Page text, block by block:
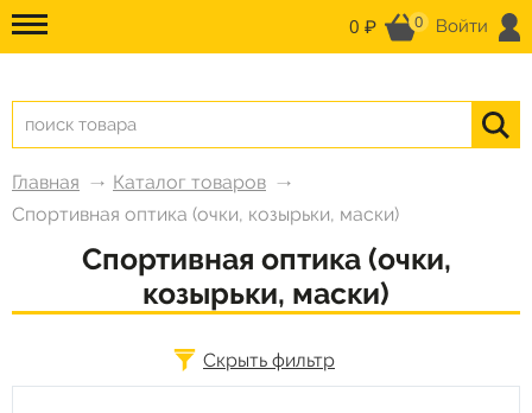
0 ₽ 0 Войти
Главная
Каталог товаров
Спортивная оптика (очки, козырьки, маски)
Спортивная оптика (очки,
козырьки, маски)
Скрыть фильтр